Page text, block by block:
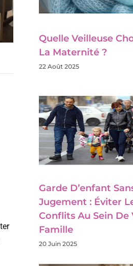
Quelle Veilleuse
La Maternité ?
22 Août 2025
Garde D’enfant
Jugement : Éviter
Conflits Au Sein De
Famille
20 Juin 2025